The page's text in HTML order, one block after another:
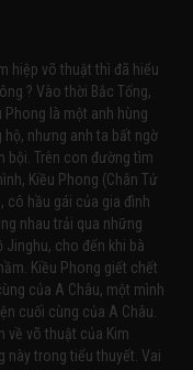
hiệp võ thuật thì đã hiểu
? Vào thời Bắc Tống,
là một anh hùng
nhưng anh ta bất ngờ
bội. Trên con đường tìm
Kiều Phong (Chân Tử
cô hầu gái của gia đình
nhau trải qua những
Jinghu, cho đến khi bà
Kiều Phong giết chết
của A Châu, một mình
cuối cùng của A Châu.
về võ thuật của Kim
này trong tiểu thuyết. Vai